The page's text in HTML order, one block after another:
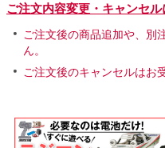
ご注文内容変更・キャンセル
ご注文後の商品追加や、別
ん。
ご注文後のキャンセルはお